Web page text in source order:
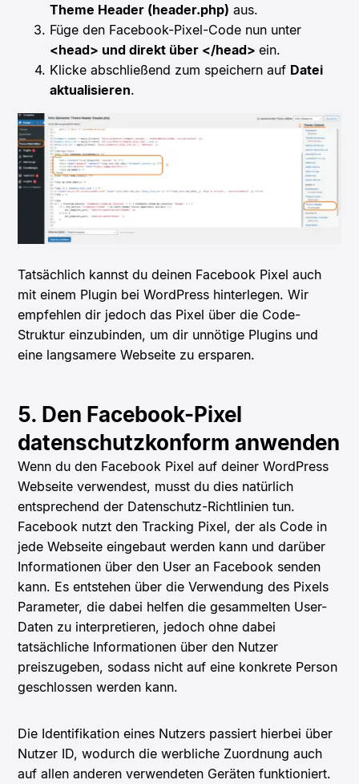
Theme Header (header.php) aus.
Füge den Facebook-Pixel-Code nun unter
<head> und direkt über </head>ein.
Klicke abschließend zum speichern auf Datei
aktualisieren.
Tatsächlich kannst du deinen Facebook Pixel auch
mit einem Plugin bei WordPress hinterlegen. Wir
empfehlen dir jedoch das Pixel über die Code-
Struktur einzubinden, um dir unnötige Plugins und
eine langsamere Webseite zu ersparen.
5. Den Facebook-Pixel
datenschutzkonform anwenden
Wenn du den Facebook Pixel auf deiner WordPress
Webseite verwendest, musst du dies natürlich
entsprechend der Datenschutz-Richtlinien tun.
Facebook nutzt den Tracking Pixel, der als Code in
jede Webseite eingebaut werden kann und darüber
Informationen über den User an Facebook senden
kann. Es entstehen über die Verwendung des Pixels
Parameter, die dabei helfen die gesammelten User-
Daten zu interpretieren, jedoch ohne dabei
tatsächliche Informationen über den Nutzer
preiszugeben, sodass nicht auf eine konkrete Person
geschlossen werden kann.
Die Identifikation eines Nutzers passiert hierbei über
Nutzer ID, wodurch die werbliche Zuordnung auch
auf allen anderen verwendeten Geräten funktioniert.